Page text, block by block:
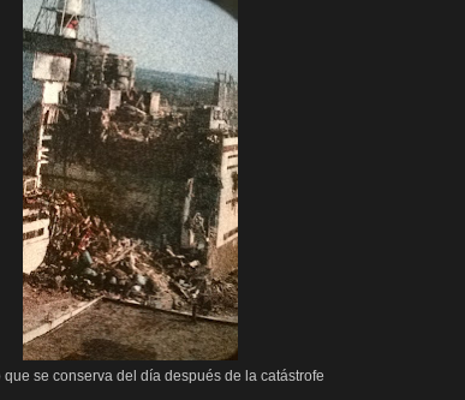
que se conserva del día después de la catástrofe